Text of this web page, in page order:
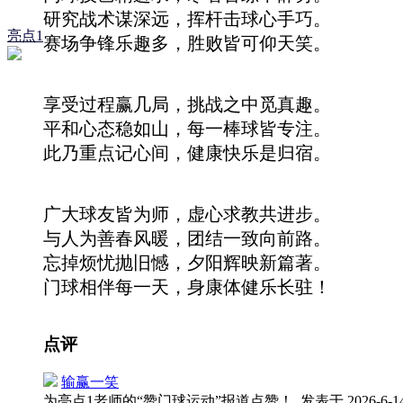
亮点1
研究战术谋深远，挥杆击球心手巧。
赛场争锋乐趣多，胜败皆可仰天笑。
享受过程赢几局，挑战之中觅真趣。
平和心态稳如山，每一棒球皆专注。
此乃重点记心间，健康快乐是归宿。
广大球友皆为师，虚心求教共进步。
与人为善春风暖，团结一致向前路。
忘掉烦忧抛旧憾，夕阳辉映新篇著。
门球相伴每一天，身康体健乐长驻！
点评
输赢一笑